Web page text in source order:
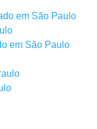
em São Paulo
em São Paulo